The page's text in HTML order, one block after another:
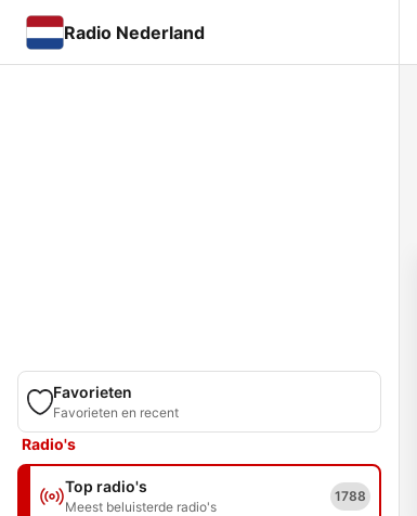
Radio Nederland
Favorieten
Favorieten en recent
Radio's
Top radio's
Meest beluisterde radio's
1788